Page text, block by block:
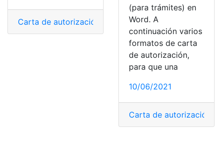
Carta de autorización Pasaporte
(para trámites) en
Word. A
continuación varios
formatos de carta
de autorización,
para que una
10/06/2021
Carta de autorización